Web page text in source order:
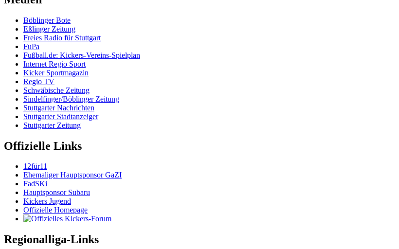
Böblinger Bote
Eßlinger Zeitung
Freies Radio für Stuttgart
FuPa
Fußball.de: Kickers-Vereins-Spielplan
Internet Regio Sport
Kicker Sportmagazin
Regio TV
Schwäbische Zeitung
Sindelfinger/Böblinger Zeitung
Stuttgarter Nachrichten
Stuttgarter Stadtanzeiger
Stuttgarter Zeitung
Offizielle Links
12für11
Ehemaliger Hauptsponsor GaZI
FadSKi
Hauptsponsor Subaru
Kickers Jugend
Offizielle Homepage
Regionalliga-Links